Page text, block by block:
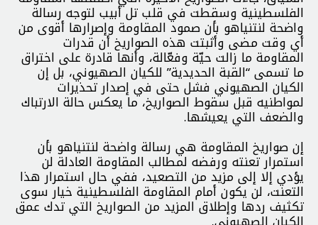
الفلسطينية وسقطت في قلب تل أبيب لتوجه رسالة
واضحة لنتنياهو بأن صمود المقاومة وإصرارها أقوى من
أي وقت مضى وأثبتت هذه الصواريخ أن قدرات
المقاومة ما زالت حيّة وفعّالة، وأنها قادرة على اختراق
ما تسمى “القبة الحديدية” للكيان الصهيوني، بل إن
الكيان الصهيوني فشل حتى في إصدار تحذيرات
لمواطنيه قبل سقوط الصواريخ، ما يعكس حالة الارتباك
والضعف التي يعيشها.
إن صواريخ المقاومة هي رسالة واضحة لنتنياهو بأن
استمرار تعنته ورفضه لمطالب المقاومة العادلة لن
يؤدي إلا إلى مزيد من التصعيد، ففي حال استمرار هذا
التعنت، لن يكون أمام المقاومة الفلسطينية خيار سوى
تكثيف ردها وإطلاق المزيد من الصواريخ التي تدك عمق